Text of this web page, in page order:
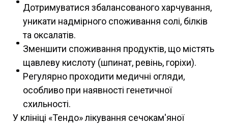
Дотримуватися збалансованого харчування,
уникати надмірного споживання солі, білків
та оксалатів.
Зменшити споживання продуктів, що містять
щавлеву кислоту (шпинат, ревінь, горіхи).
Регулярно проходити медичні огляди,
особливо при наявності генетичної
схильності.
У клініці «Тендо» лікування сечокам'яної